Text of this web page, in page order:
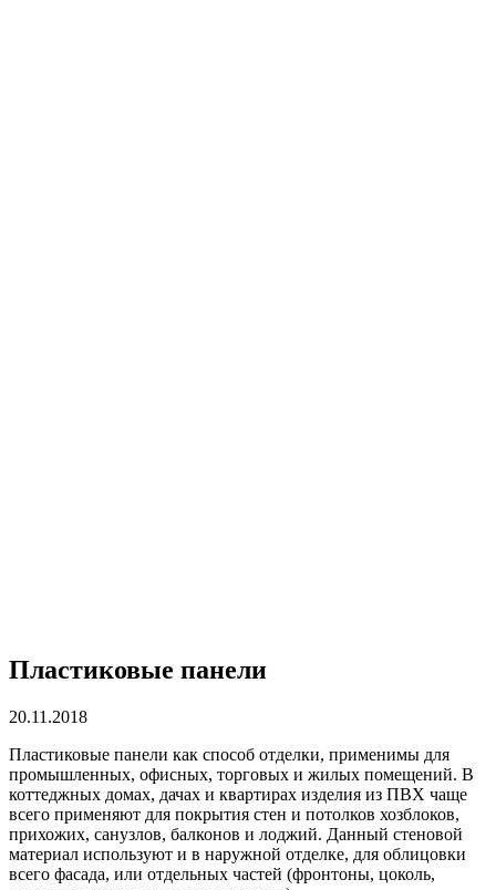
Пластиковые панели
20.11.2018
Пластиковые панели как способ отделки, применимы для
промышленных, офисных, торговых и жилых помещений. В
коттеджных домах, дачах и квартирах изделия из ПВХ чаще
всего применяют для покрытия стен и потолков хозблоков,
прихожих, санузлов, балконов и лоджий. Данный стеновой
материал используют и в наружной отделке, для облицовки
всего фасада, или отдельных частей (фронтоны, цоколь,